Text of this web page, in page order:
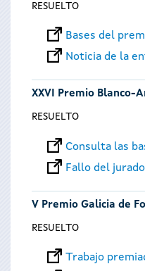
RESUELTO
Bases del
Noticia de la
XXVI Premio Blanco-
RESUELTO
Consulta las
Fallo del jurado
V Premio Galicia de
RESUELTO
Trabajo